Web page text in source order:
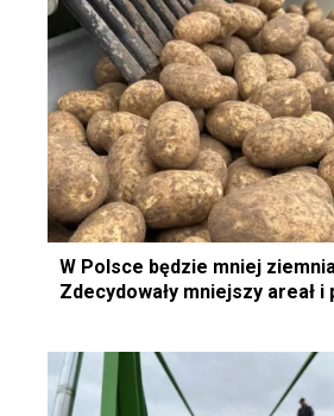
W Polsce będzie mniej
Zdecydowały mniejszy areał i